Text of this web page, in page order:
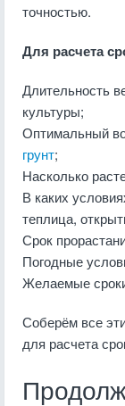
точностью.
Для расчета
Длительность
культуры;
Оптимальный
грунт;
Насколько
В каких
теплица,
Срок
Погодные
Желаемые
Соберём все
для расчета